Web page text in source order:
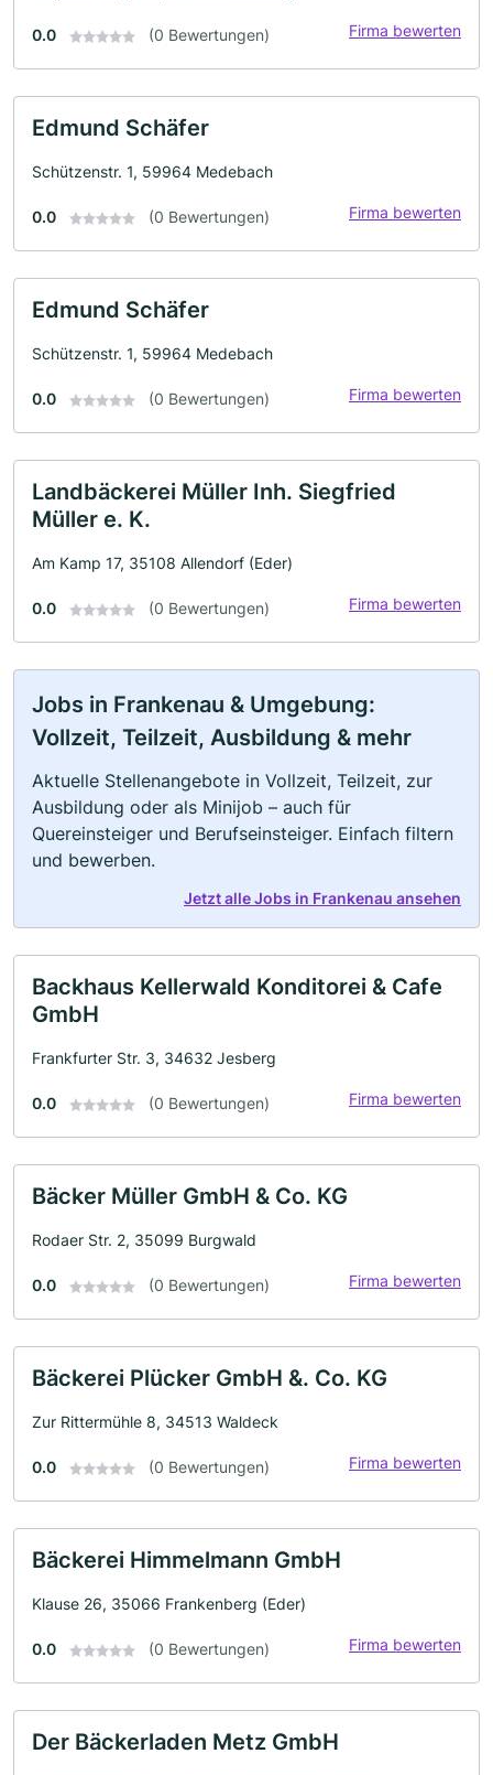
0.0 (0 Bewertungen) Firma bewerten
Edmund Schäfer
Schützenstr. 1, 59964 Medebach
0.0 (0 Bewertungen) Firma bewerten
Edmund Schäfer
Schützenstr. 1, 59964 Medebach
0.0 (0 Bewertungen) Firma bewerten
Landbäckerei Müller Inh. Siegfried
Müller e. K.
Am Kamp 17, 35108 Allendorf (Eder)
0.0 (0 Bewertungen) Firma bewerten
Jobs in Frankenau & Umgebung:
Vollzeit, Teilzeit, Ausbildung & mehr
Aktuelle Stellenangebote in Vollzeit, Teilzeit, zur
Ausbildung oder als Minijob – auch für
Quereinsteiger und Berufseinsteiger. Einfach filtern
und bewerben.
Jetzt alle Jobs in Frankenau ansehen
Backhaus Kellerwald Konditorei & Cafe
GmbH
Frankfurter Str. 3, 34632 Jesberg
0.0 (0 Bewertungen) Firma bewerten
Bäcker Müller GmbH & Co. KG
Rodaer Str. 2, 35099 Burgwald
0.0 (0 Bewertungen) Firma bewerten
Bäckerei Plücker GmbH &. Co. KG
Zur Rittermühle 8, 34513 Waldeck
0.0 (0 Bewertungen) Firma bewerten
Bäckerei Himmelmann GmbH
Klause 26, 35066 Frankenberg (Eder)
0.0 (0 Bewertungen) Firma bewerten
Der Bäckerladen Metz GmbH